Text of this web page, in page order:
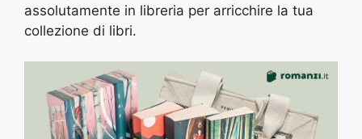
assolutamente in libreria per arricchire la tua
collezione di libri.